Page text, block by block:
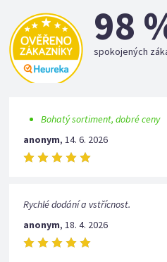
98
spokojených
Bohatý sortiment, dobré ceny
anonym,14. 6. 2026
Rychlé dodání a vstřícnost.
anonym,18. 4. 2026